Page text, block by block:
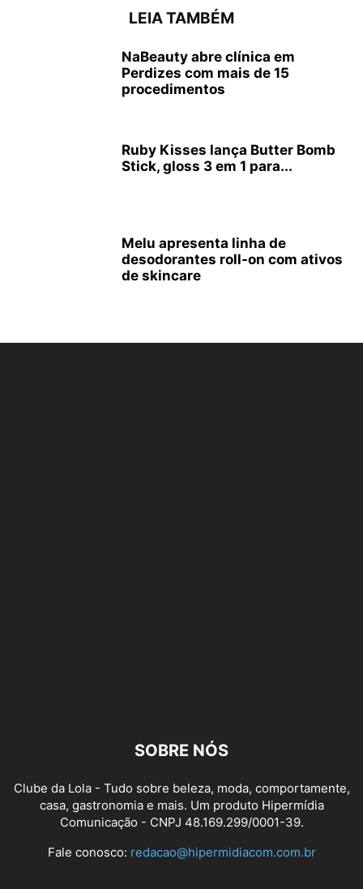
LEIA TAMBÉM
NaBeauty abre clínica em
Perdizes com mais de 15
procedimentos
Ruby Kisses lança Butter Bomb
Stick, gloss 3 em 1 para...
Melu apresenta linha de
desodorantes roll-on com ativos
de skincare
SOBRE NÓS
Clube da Lola - Tudo sobre beleza, moda, comportamente,
casa, gastronomia e mais. Um produto Hipermídia
Comunicação - CNPJ 48.169.299/0001-39.
Fale conosco: redacao@hipermidiacom.com.br